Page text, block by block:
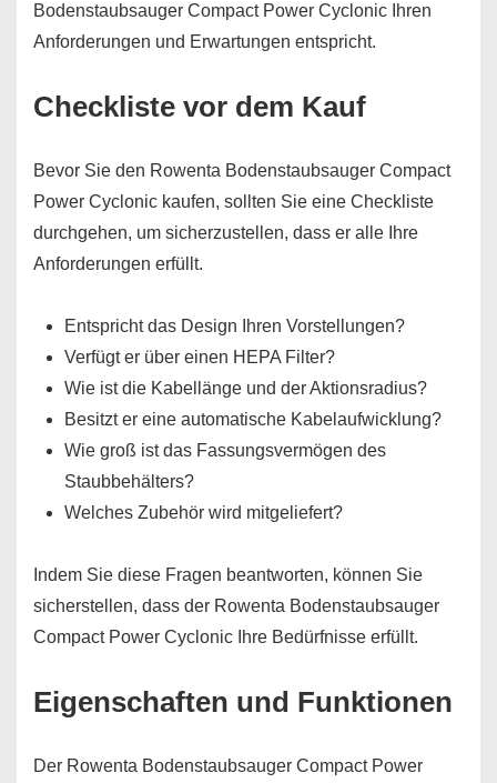
Bodenstaubsauger Compact Power Cyclonic Ihren
Anforderungen und Erwartungen entspricht.
Checkliste vor dem Kauf
Bevor Sie den Rowenta Bodenstaubsauger Compact
Power Cyclonic kaufen, sollten Sie eine Checkliste
durchgehen, um sicherzustellen, dass er alle Ihre
Anforderungen erfüllt.
Entspricht das Design Ihren Vorstellungen?
Verfügt er über einen HEPA Filter?
Wie ist die Kabellänge und der Aktionsradius?
Besitzt er eine automatische Kabelaufwicklung?
Wie groß ist das Fassungsvermögen des
Staubbehälters?
Welches Zubehör wird mitgeliefert?
Indem Sie diese Fragen beantworten, können Sie
sicherstellen, dass der Rowenta Bodenstaubsauger
Compact Power Cyclonic Ihre Bedürfnisse erfüllt.
Eigenschaften und Funktionen
Der Rowenta Bodenstaubsauger Compact Power